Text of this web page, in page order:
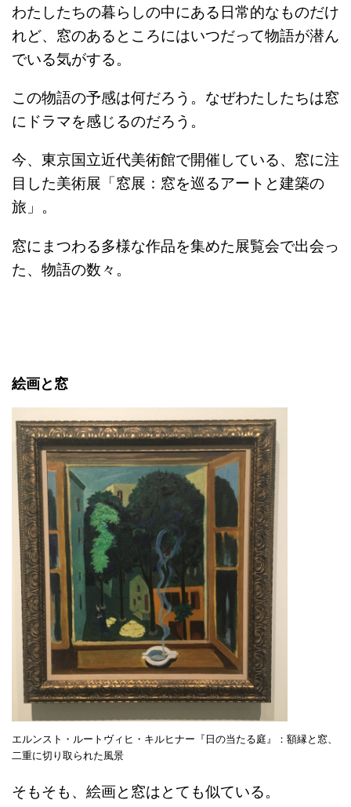
わたしたちの暮らしの中にある日常的なものだけ
れど、窓のあるところにはいつだって物語が潜ん
でいる気がする。
この物語の予感は何だろう。なぜわたしたちは窓
にドラマを感じるのだろう。
今、東京国立近代美術館で開催している、窓に注
目した美術展「窓展：窓を巡るアートと建築の
旅」。
窓にまつわる多様な作品を集めた展覧会で出会っ
た、物語の数々。
絵画と窓
エルンスト・ルートヴィヒ・キルヒナー『日の当たる庭』：額縁と窓、
二重に切り取られた風景
そもそも、絵画と窓はとても似ている。